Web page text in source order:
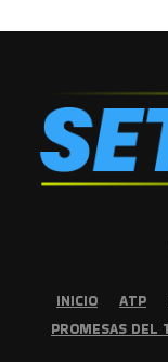
INICIO ATP
PROMESAS DEL